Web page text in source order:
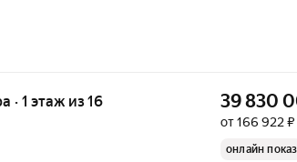
· 1 этаж из 16 39 830
от 166 922
онлайн показ